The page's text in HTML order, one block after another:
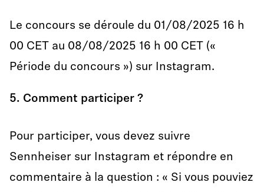
Le concours se déroule du 01/08/2025 16 h
00 CET au 08/08/2025 16 h 00 CET («
Période du concours ») sur Instagram.
5. Comment participer ?
Pour participer, vous devez suivre
Sennheiser sur Instagram et répondre en
commentaire à la question : « Si vous pouviez